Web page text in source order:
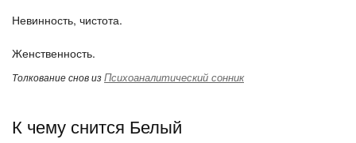
Невинность, чистота.
Женственность.
Толкование снов изПсихоаналитический сонник
К чему снится Белый